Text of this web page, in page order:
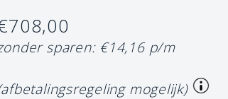
sparen: €14,16 p/m
mogelijk)